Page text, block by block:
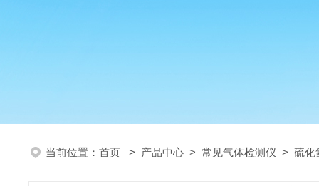
当前位置： 首页 > 产品中心 > 常见气体检测仪 > 硫化